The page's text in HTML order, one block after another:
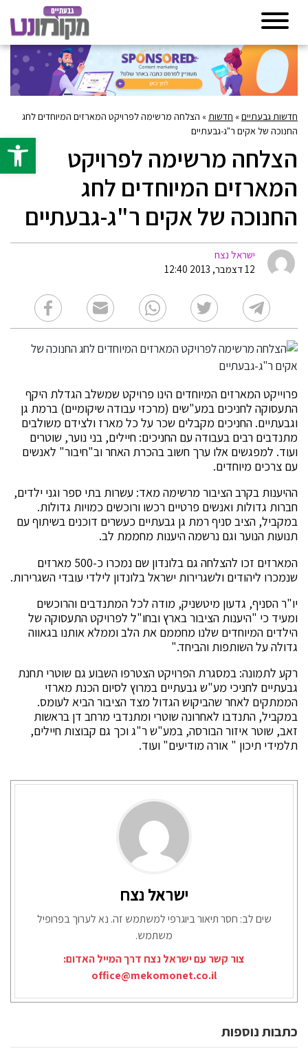
פתח
חדשות גבעתיים» חדשות » הצלחה מרשימה לפרויקט המארזים המיוחדים לחג
החנוכה של אקים ר"ג-גבעתיים
הצלחה מרשימה לפרויקט
המארזים המיוחדים לחג
החנוכה של אקים ר"ג-גבעתיים
ישראל נצח
12 דצמבר, 2013 12:40
פרוייקט המארזים המיוחדים הינו פרויקט שמשלב הגדלת היקף
התעסוקה לחניכים במע"שים (מרכזי עבודה שיקומיים) ברמת גן
וגבעתיים. החניכים מקבלים שכר על כל מארז ולצידם משולבים
מתנדבים רבים בעבודה עם החניכים: חיילים, בני נוער, שוטרים
ועוד. למפגשים אלו ערך חשוב בהכרת האחר וב"חיבור" לאנשים
עם צרכים מיוחדים.
ההיענות בקרב הציבור מרשימה מאד: עשרות בתי ספר וגני ילדים,
חברות גדולות ואנשים פרטיים רכשו ורוכשים כמויות גדולות.
במקביל, הציב סניף רמת גן גבעתיים כעשרים דוכנים בשיתוף עם
תנועות הנוער וגם נרשמה היענות מחממת לב.
המארזים זכו להצלחה גם בלונדון שם נמכרו כ-500 מארזים
שנמכרו ליהודים ולשגרירות ישראל בלונדון לילדי עובדי השגרירות.
יו"ר הסניף, גדעון מיטשניק, מודה לכל המתנדבים והרוכשים
ומעיד כי "היענות הציבור בארץ ובחו"ל לפרויקט התעסוקה של
הילדים המיוחדים שלנו מחממם את הלב וממלא אותנו בגאווה
גדולה על השותפות והביחד."
רקע לתמונה: במסגרת הפרויקט הצטרפו השבוע גם שוטרי תחנת
גבעתיים לחניכי מע"ש גבעתיים במרוץ לסיום הכנת מארזי
הממתקים לאחר שהביקוש הגדול מצד הציבור הביא לעומס.
במקביל, התנדבו לאחרונה שוטרי ומתנדבי מרחב דן בראשות
זאב, שוטר איזור הבורסה, במע"ש ר"ג וכך גם קבוצות חיילים,
תלמידי תיכון " אורה מודיעים" ועוד.
ישראל נצח
שים לב: חסר תיאור ביוגרפי למשתמש זה. נא לערוך בפרופיל
משתמש.
צור קשר עם ישראל נצח דרך המייל האדום:
office@mekomonet.co.il
כתבות נוספות